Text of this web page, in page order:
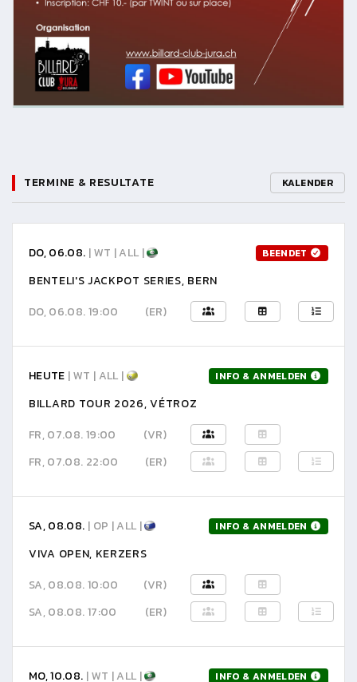
TERMINE & RESULTATE KALENDER
DO, 06.08. | WT | ALL | BEENDET
BENTELI'S JACKPOT SERIES, BERN
DO, 06.08. 19:00
(ER)
HEUTE | WT | ALL | INFO & ANMELDEN
BILLARD TOUR 2026, VÉTROZ
FR, 07.08. 19:00
(VR)
FR, 07.08. 22:00
(ER)
SA, 08.08. | OP | ALL | INFO & ANMELDEN
VIVA OPEN, KERZERS
SA, 08.08. 10:00
(VR)
SA, 08.08. 17:00
(ER)
MO, 10.08. | WT | ALL | INFO & ANMELDEN